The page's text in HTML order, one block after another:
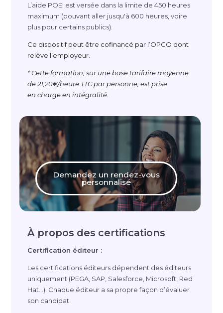
L’aide POEI est versée dans la limite de 450 heures
maximum (pouvant aller jusqu'à 600 heures, voire
plus pour certains publics).
Ce dispositif peut être cofinancé par l’OPCO dont
relève l’employeur.
* Cette formation, sur une base tarifaire moyenne
de 21,20€/heure TTC par personne, est prise
en charge en intégralité.
Demandez un rendez-vous
personnalisé
À propos des certifications
Certification éditeur :
Les certifications éditeurs dépendent des éditeurs
uniquement (PEGA, SAP, Salesforce, Microsoft, Red
Hat…). Chaque éditeur a sa propre façon d’évaluer
son candidat.